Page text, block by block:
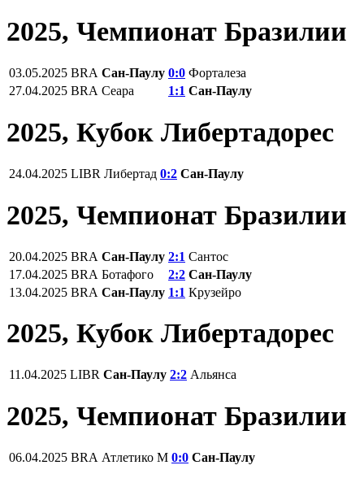
2025, Чемпионат Бразилии
03.05.2025 BRA Сан-Паулу 0:0 Форталеза
27.04.2025 BRA Сеара 1:1 Сан-Паулу
2025, Кубок Либертадорес
24.04.2025 LIBR Либертад 0:2 Сан-Паулу
2025, Чемпионат Бразилии
20.04.2025 BRA Сан-Паулу 2:1 Сантос
17.04.2025 BRA Ботафого 2:2 Сан-Паулу
13.04.2025 BRA Сан-Паулу 1:1 Крузейро
2025, Кубок Либертадорес
11.04.2025 LIBR Сан-Паулу 2:2 Альянса
2025, Чемпионат Бразилии
06.04.2025 BRA Атлетико М 0:0 Сан-Паулу